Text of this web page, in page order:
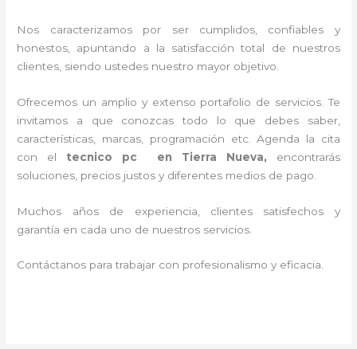
Nos caracterizamos por ser cumplidos, confiables y
honestos, apuntando a la satisfacción total de nuestros
clientes, siendo ustedes nuestro mayor objetivo.
Ofrecemos un amplio y extenso portafolio de servicios. Te
invitamos a que conozcas todo lo que debes saber,
características, marcas, programación etc. Agenda la cita
con el tecnico pc en Tierra Nueva, encontrarás
soluciones, precios justos y diferentes medios de pago.
Muchos años de experiencia, clientes satisfechos y
garantía en cada uno de nuestros servicios.
Contáctanos para trabajar con profesionalismo y eficacia.